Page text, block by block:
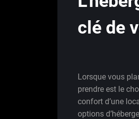
clé de
Lorsque vous
prendre est le
confort d’une
options